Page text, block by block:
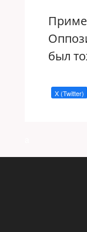
был
X (Twitter)